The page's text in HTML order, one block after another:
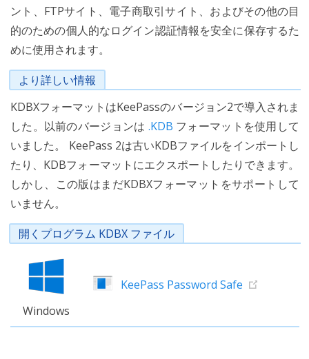
ント、FTPサイト、電子商取引サイト、およびその他の目
的のための個人的なログイン認証情報を安全に保存するた
めに使用されます。
より詳しい情報
KDBXフォーマットはKeePassのバージョン2で導入されま
した。以前のバージョンは .KDB フォーマットを使用して
いました。 KeePass 2は古いKDBファイルをインポートし
たり、KDBフォーマットにエクスポートしたりできます。
しかし、この版はまだKDBXフォーマットをサポートして
いません。
開くプログラム KDBX ファイル
Windows
KeePass Password Safe